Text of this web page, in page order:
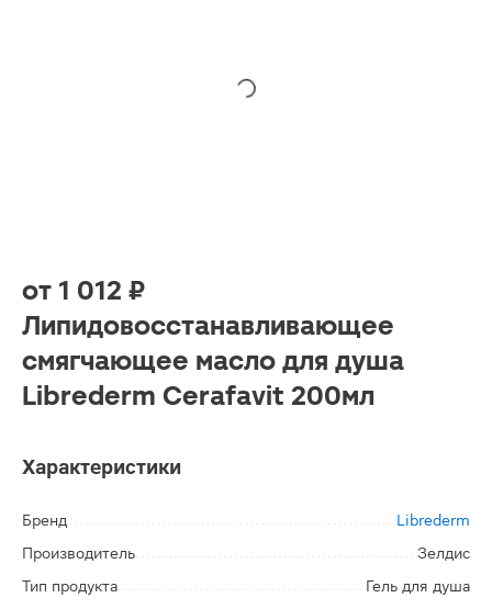
от 1 012 ₽
Липидовосстанавливающее
смягчающее масло для душа
Librederm Cerafavit 200мл
Характеристики
Бренд
Librederm
Производитель
Зелдис
Тип продукта
Гель для душа